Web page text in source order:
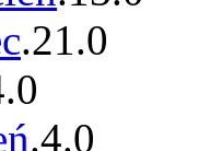
.21.0
.0
.4.0